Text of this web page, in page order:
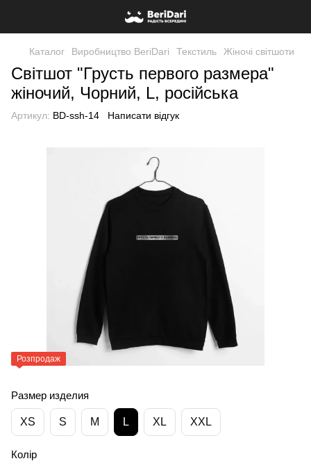
Каталог Виробництво BeriDari Текстиль Жіночі світшоти
Світшот "Грусть первого размера"
жіночий, Чорний, L, російська
Артикул: BD-ssh-14 Написати відгук
Розпродаж
Размер изделия
XS S M L XL XXL
Колір